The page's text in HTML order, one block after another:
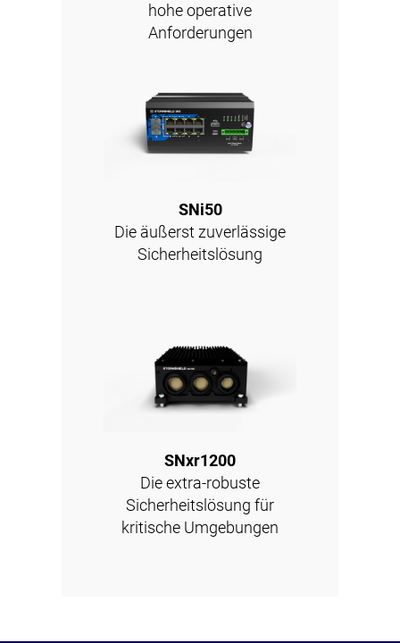
hohe operative
Anforderungen
SNi50
Die äußerst zuverlässige
Sicherheitslösung
SNxr1200
Die extra-robuste
Sicherheitslösung für
kritische Umgebungen